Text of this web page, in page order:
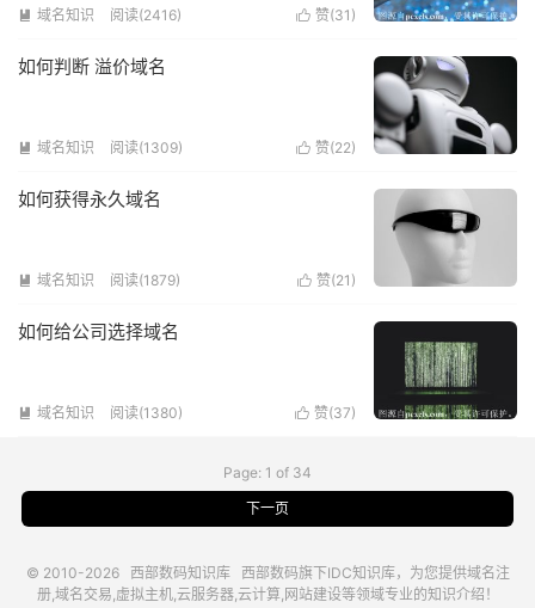
 域名知识 阅读(2416)  赞(31 )
如何判断 溢价域名
 域名知识 阅读(1309)  赞(22)
如何获得永久域名
 域名知识 阅读(1879)  赞(21 )
如何给公司选择域名
 域名知识 阅读(1380)  赞(37)
Page: 1 of 34
下一页
© 2010-2026 西部数码知识库 西部数码旗下IDC知识库，为您提供域名注
册,域名交易,虚拟主机,云服务器,云计算,网站建设等领域专业的知识介绍！